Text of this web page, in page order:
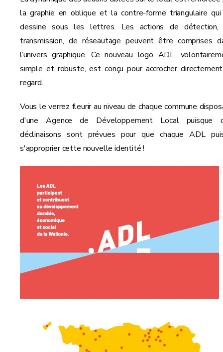
la graphie en oblique et la contre-forme triangulaire
dessine sous les lettres. Les actions de détection,
transmission, de réseautage peuvent être comprises
l’univers graphique. Ce nouveau logo ADL,
simple et robuste, est conçu pour accrocher
regard.
Vous le verrez fleurir au niveau de chaque commune
d'une Agence de Développement Local puisque
déclinaisons sont prévues pour que chaque ADL
s'approprier cette nouvelle identité !